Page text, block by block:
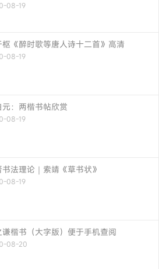
08-19
枢《醉时歌等唐人诗十二首》高清
08-19
元：两楷书帖欣赏
08-19
书法理论｜索靖《草书状》
08-19
谦楷书（大字版）便于手机查阅
08-20